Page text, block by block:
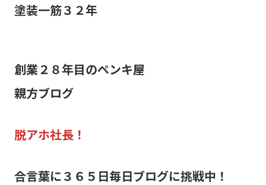
塗装一筋３２年
創業２８年目のペンキ屋
親方ブログ
脱アホ社長！
合言葉に３６５日毎日ブログに挑戦中！